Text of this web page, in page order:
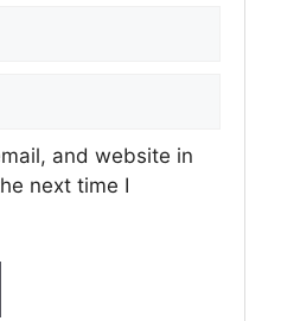
and website in
next time I